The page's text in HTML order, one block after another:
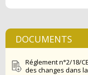
DOCUMENTS
Réglement n°2/18/
des changes dans la